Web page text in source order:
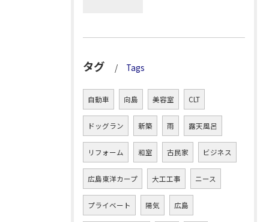
タグ Tags
自動車 向島 美容室 CLT
ドッグラン 新築 雨 露天風呂
リフォーム 和室 古民家 ビジネス
広島東洋カープ 大工工事 ニース
プライベート 陽気 広島